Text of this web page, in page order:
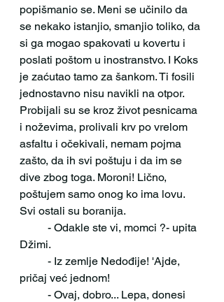
popišmanio se. Meni se učinilo da
se nekako istanjio, smanjio toliko, da
si ga mogao spakovati u kovertu i
poslati poštom u inostranstvo. I Koks
je zaćutao tamo za šankom. Ti fosili
jednostavno nisu navikli na otpor.
Probijali su se kroz život pesnicama
i noževima, prolivali krv po vrelom
asfaltu i očekivali, nemam pojma
zašto, da ih svi poštuju i da im se
dive zbog toga. Moroni! Lično,
poštujem samo onog ko ima lovu.
Svi ostali su boranija.
Džimi.
pričaj već jednom!